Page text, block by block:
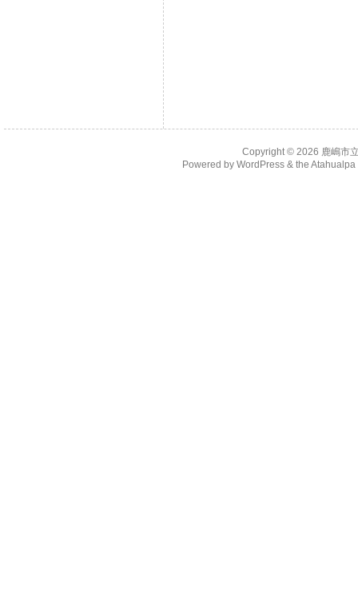
Copyright © 2026 鹿嶋市
Powered by WordPress& the Atahualpa